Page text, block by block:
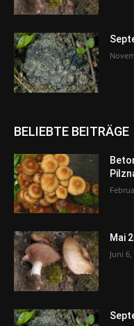
BELIEBTE BEITRÄGE
Mai
Juni